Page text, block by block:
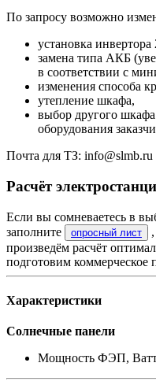
По запросу возможно
установка инвертора
замена типа АКБ
в соответствии с
изменения способа
утепление шкафа,
выбор другого
оборудования
Почта для ТЗ: info@slmb.ru
Расчёт
Если вы сомневаетесь в
заполните
опросный лист
произведём расчёт
подготовим коммерческое
Характеристики
Солнечные панели
Мощность ФЭП,